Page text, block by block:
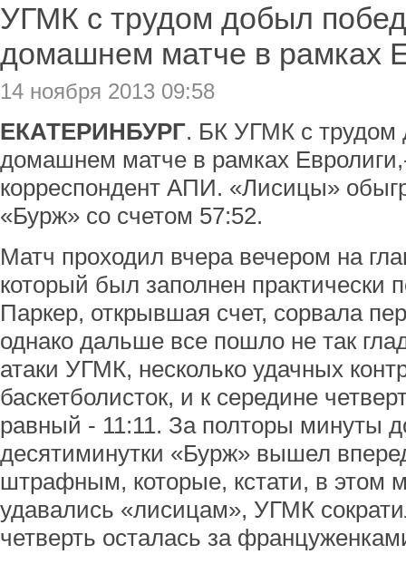
УГМК с трудом добыл
домашнем матче в рамках
14 ноября 2013 09:58
ЕКАТЕРИНБУРГ. БК УГМК с трудом
домашнем матче в рамках
корреспондент АПИ. «Лисицы»
«Бурж» со счетом 57:52.
Матч проходил вчера вечером на
который был заполнен практически
Паркер, открывшая счет, сорвала
однако дальше все пошло не так
атаки УГМК, несколько удачных
баскетболисток, и к середине
равный - 11:11. За полторы минуты
десятиминутки «Бурж» вышел
штрафным, которые, кстати, в этом
удавались «лисицам», УГМК
четверть осталась за